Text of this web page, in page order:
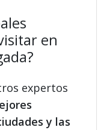
en
expertos
y las